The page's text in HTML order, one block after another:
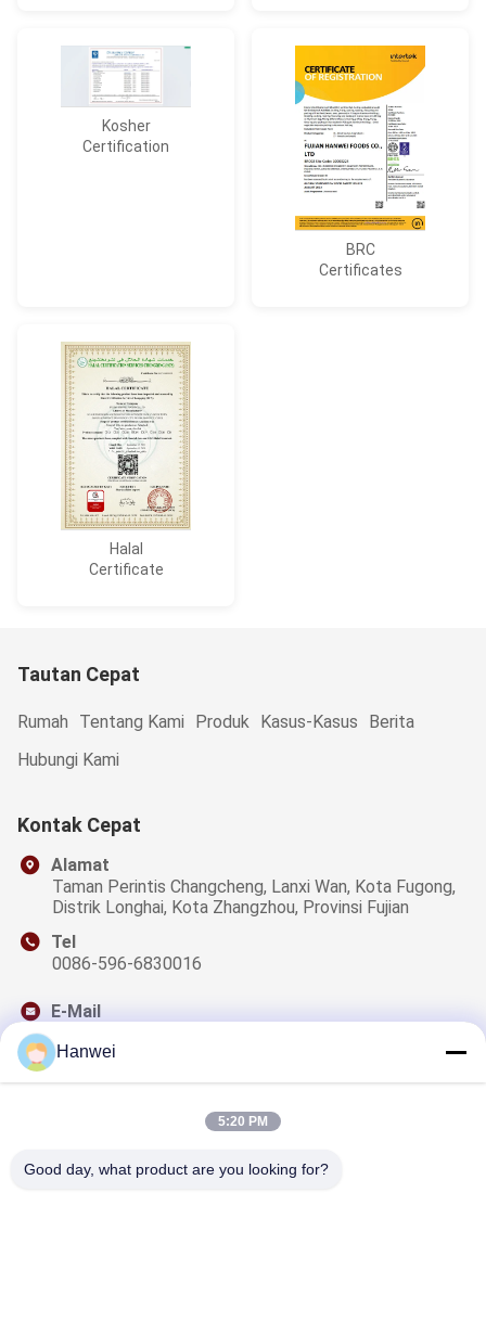
Kosher
Certification
BRC
Certificates
Halal
Certificate
Tautan Cepat
Rumah Tentang Kami Produk Kasus-Kasus
Berita
Hubungi Kami
Kontak Cepat
Alamat
Taman Perintis Changcheng, Lanxi Wan, Kota Fugong,
Distrik Longhai, Kota Zhangzhou, Provinsi Fujian
Tel
0086-596-6830016
E-Mail
Berlangganan buletin kami untuk diskon dan lainnya.
Hanwei
5:20 PM
Good day, what product are you looking for?